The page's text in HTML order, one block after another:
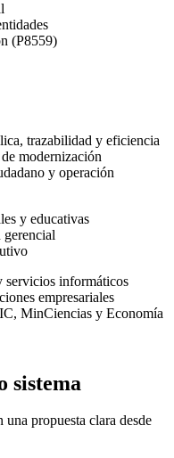
(P8559)
trazabilidad y eficiencia
modernización
y operación
y educativas
informáticos
empresariales
MinCiencias y Economía
sistema
propuesta clara desde